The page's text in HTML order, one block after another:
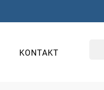
KONTAKT